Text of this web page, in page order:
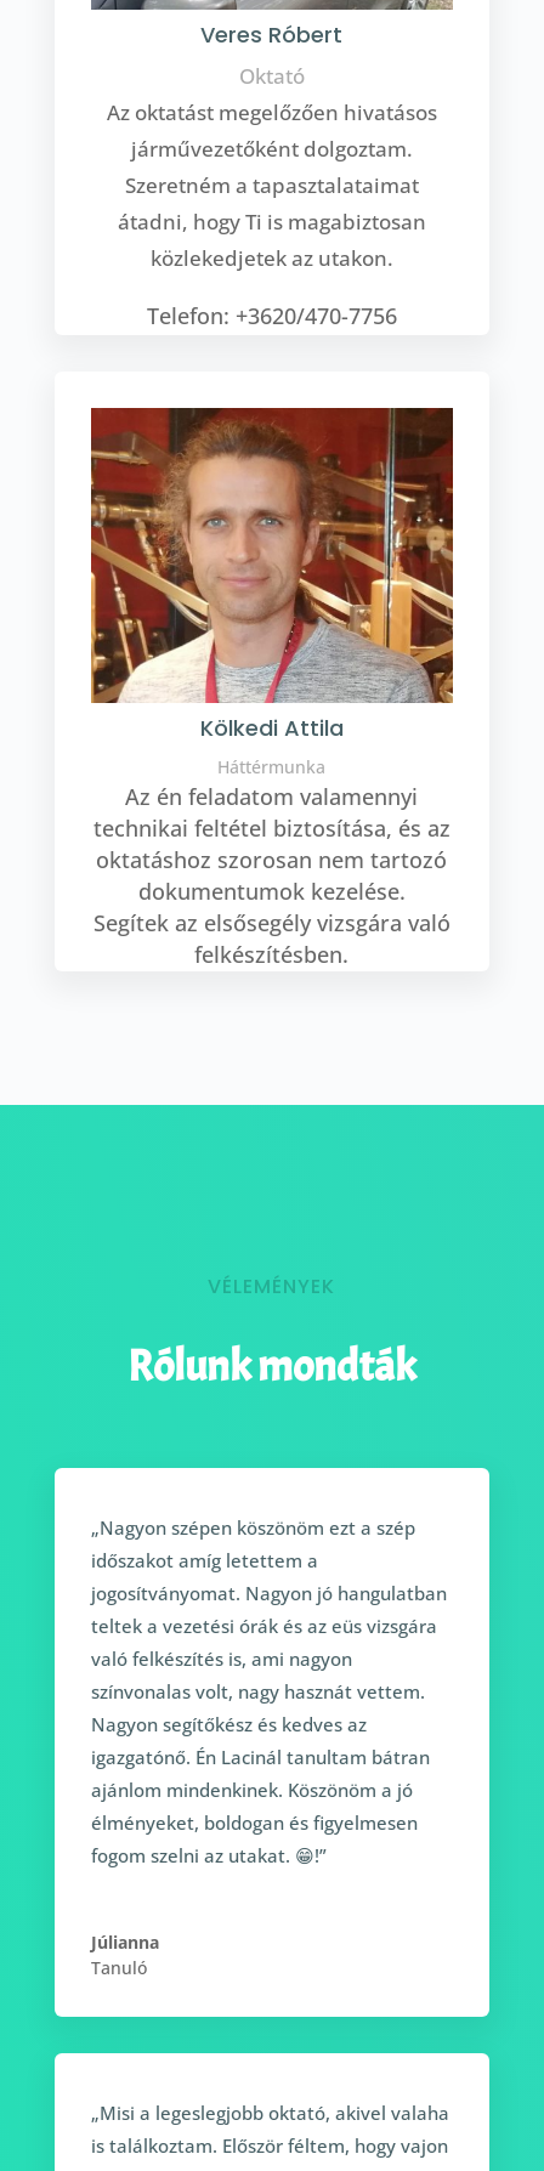
Veres Róbert
Oktató
Az oktatást megelőzően hivatásos
járművezetőként dolgoztam.
Szeretném a tapasztalataimat
átadni, hogy Ti is magabiztosan
közlekedjetek az utakon.
Telefon: +3620/470-7756
Kölkedi Attila
Háttérmunka
Az én feladatom valamennyi
technikai feltétel biztosítása, és az
oktatáshoz szorosan nem tartozó
dokumentumok kezelése.
Segítek az elsősegély vizsgára való
felkészítésben.
VÉLEMÉNYEK
Rólunk mondták
„Nagyon szépen köszönöm ezt a szép
időszakot amíg letettem a
jogosítványomat. Nagyon jó hangulatban
teltek a vezetési órák és az eüs vizsgára
való felkészítés is, ami nagyon
színvonalas volt, nagy hasznát vettem.
Nagyon segítőkész és kedves az
igazgatónő. Én Lacinál tanultam bátran
ajánlom mindenkinek. Köszönöm a jó
élményeket, boldogan és figyelmesen
fogom szelni az utakat. 😁!”
Júlianna
Tanuló
„Misi a legeslegjobb oktató, akivel valaha
is találkoztam. Először féltem, hogy vajon